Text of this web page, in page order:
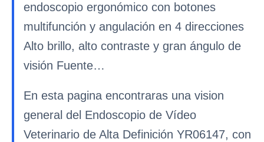
endoscopio ergonómico con botones
multifunción y angulación en 4 direcciones
Alto brillo, alto contraste y gran ángulo de
visión Fuente…
En esta pagina encontraras una vision
general del Endoscopio de Vídeo
Veterinario de Alta Definición YR06147, con